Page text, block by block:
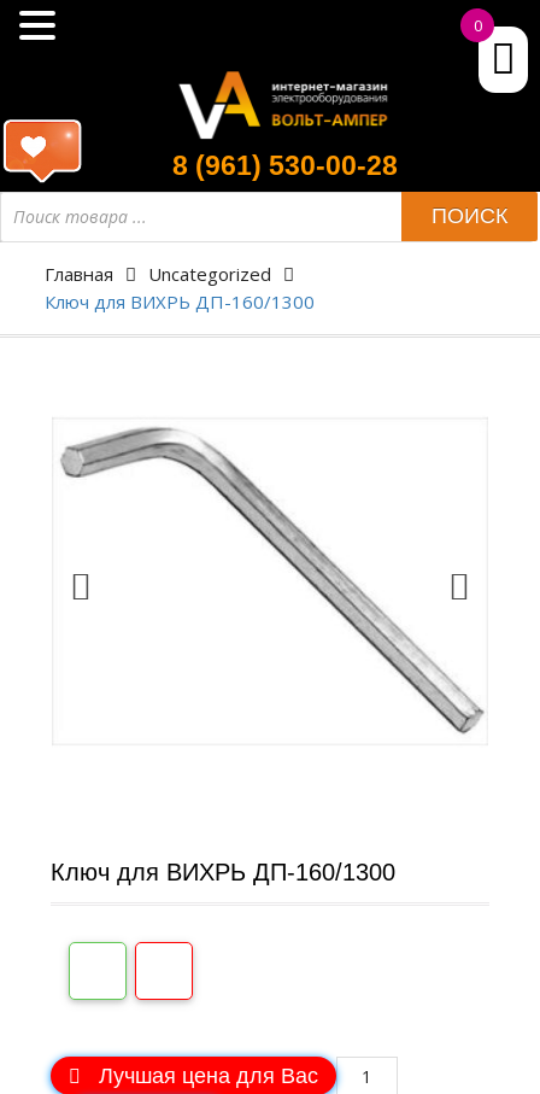
8 (961) 530-00-28
ПОИСК
Главная
Uncategorized
Ключ для ВИХРЬ ДП-160/1300
Ключ для ВИХРЬ ДП-160/1300
Лучшая цена для Вас
0